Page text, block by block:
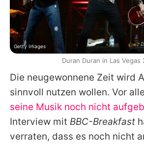
Die neugewonnene Zeit wird
sinnvoll nutzen wollen. Vor
seine Musik noch nicht
Interview mit BBC-Breakfast
verraten, dass es noch nicht
Getty Images
Duran Duran in Las Vegas